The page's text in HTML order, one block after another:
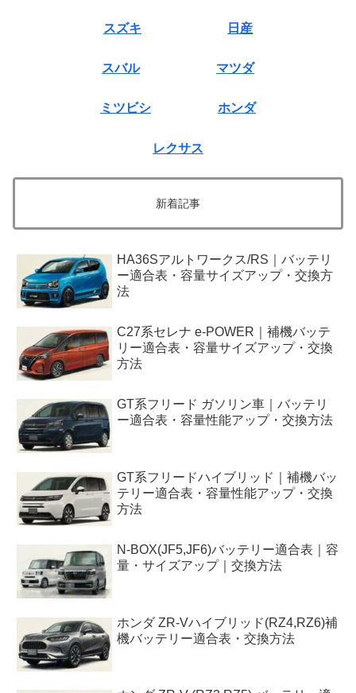
スズキ 日産
スバル マツダ
ミツビシ ホンダ
レクサス
新着記事
HA36Sアルトワークス/RS｜バッテリ
ー適合表・容量サイズアップ・交換方
法
C27系セレナ e-POWER｜補機バッテ
リー適合表・容量サイズアップ・交換
方法
GT系フリード ガソリン車｜バッテリ
ー適合表・容量性能アップ・交換方法
GT系フリードハイブリッド｜補機バッ
テリー適合表・容量性能アップ・交換
方法
N-BOX(JF5,JF6)バッテリー適合表｜容
量・サイズアップ｜交換方法
ホンダ ZR-Vハイブリッド(RZ4,RZ6)補
機バッテリー適合表・交換方法